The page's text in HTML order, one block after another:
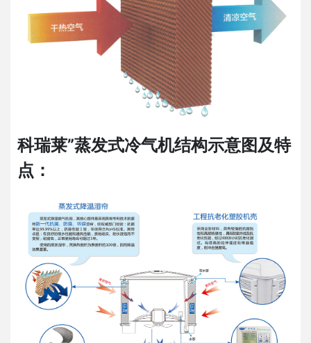
科瑞莱”蒸发式冷气机结构示意图及特
点：